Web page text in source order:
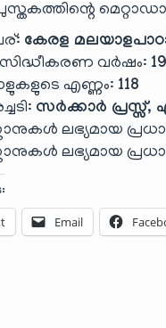
കേരള
വർഷം:
എണ്ണം: 118
സർക്കാർ
ലഭ്യമായ
ലഭ്യമായ
Email